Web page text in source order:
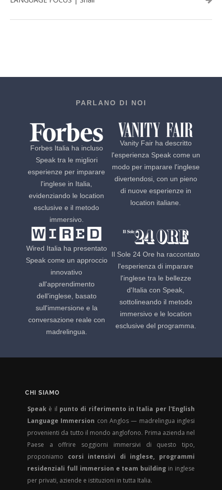
PARLANO DI NOI
Forbes Italia ha incluso
Speak tra le migliori
esperienze per imparare
l'inglese in Italia,
evidenziando le location
esclusive e il metodo
immersivo.
Vanity Fair ha descritto
l'esperienza Speak come un
modo per imparare l'inglese
divertendosi, con un pieno
di nuove esperienze in
location italiane.
Wired Italia ha presentato
Speak come un approccio
innovativo
all'apprendimento
dell'inglese, basato
sull'immersione e la
conversazione reale con
madrelingua.
Il Sole 24 Ore ha raccontato
l'esperienza di imparare
l'inglese tra le bellezze
d'Italia con Speak,
sottolineando il metodo
immersivo e le location
esclusive del programma.
CHI SIAMO
Speak è il punto di riferimento in Italia per l'English
Language Immersion con Anglos — madrelingua inglesi
provenienti da tutto il mondo anglofono. Prima azienda nel
Paese a offrire soggiorni immersivi di questo tipo,
proponiamo corsi intensivi di inglese, programmi
residenziali full immersion e team building in inglese
per privati, aziende e istituzioni in tutta Italia.